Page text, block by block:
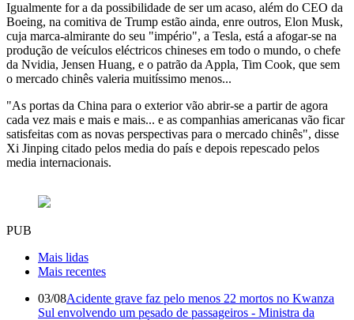
Igualmente for a da possibilidade de ser um acaso, além do CEO da
Boeing, na comitiva de Trump estão ainda, enre outros, Elon Musk,
cuja marca-almirante do seu "império", a Tesla, está a afogar-se na
produção de veículos eléctricos chineses em todo o mundo, o chefe
da Nvidia, Jensen Huang, e o patrão da Appla, Tim Cook, que sem
o mercado chinês valeria muitíssimo menos...
"As portas da China para o exterior vão abrir-se a partir de agora
cada vez mais e mais e mais... e as companhias americanas vão ficar
satisfeitas com as novas perspectivas para o mercado chinês", disse
Xi Jinping citado pelos media do país e depois repescado pelos
media internacionais.
PUB
Mais lidas
Mais recentes
03/08Acidente grave faz pelo menos 22 mortos no Kwanza
Sul envolvendo um pesado de passageiros - Ministra da